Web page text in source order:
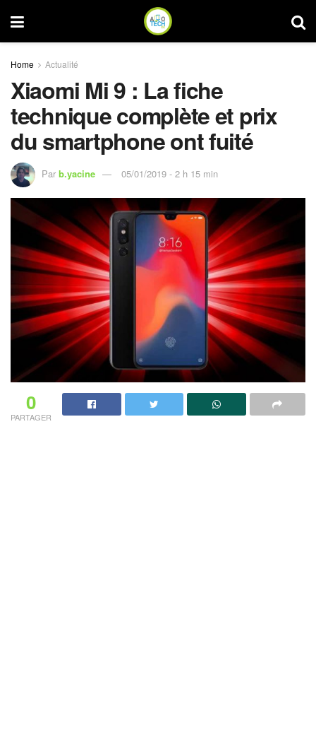
Home Actualité
Xiaomi Mi 9 : La fiche
technique complète et prix
du smartphone ont fuité
Par b.yacine 05/01/2019 - 2 h 15 min
0
PARTAGER